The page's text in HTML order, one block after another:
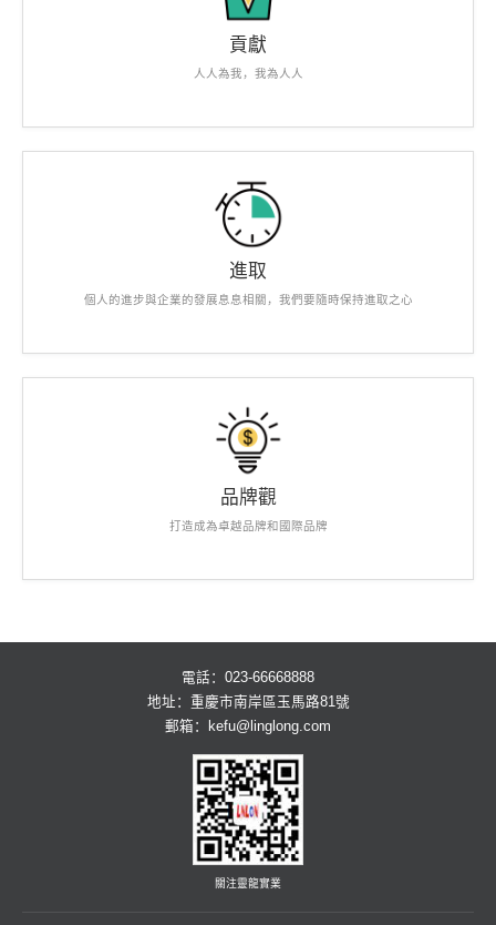
貢獻
人人為我，我為人人
進取
個人的進步與企業的發展息息相關，我們要隨時保持進取之心
品牌觀
打造成為卓越品牌和國際品牌
電話：023-66668888
地址：重慶市南岸區玉馬路81號
郵箱：
kefu@linglong.com
關注靈龍實業